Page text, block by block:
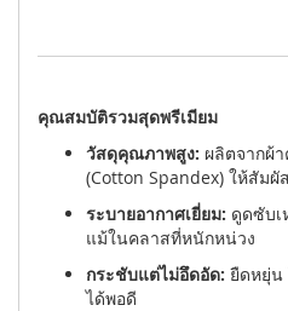
คุณสมบัติรวมสุดพรีเมียม
วัสดุคุณภาพสูง: ผลิตจากผ้
(Cotton Spandex) ให้สัม
ระบายอากาศเยี่ยม: ดูดซับเ
แม้ในคลาสที่หนักหน่วง
กระชับแต่ไม่อึดอัด: ยืดหยุ่น
ได้พอดี